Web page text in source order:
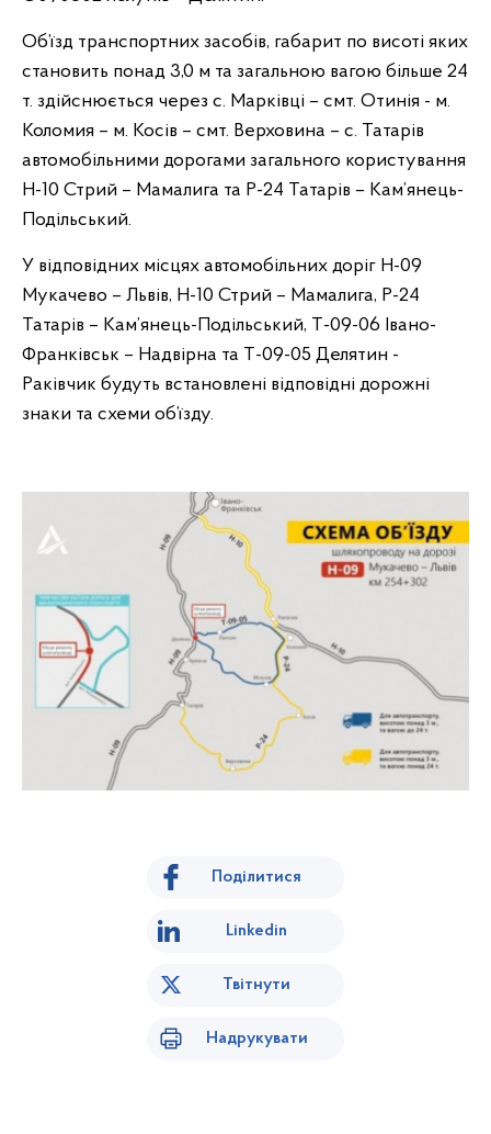
Об’їзд транспортних засобів, габарит по висоті яких
становить понад 3,0 м та загальною вагою більше 24
т. здійснюється через с. Марківці – смт. Отинія - м.
Коломия – м. Косів – смт. Верховина – с. Татарів
автомобільними дорогами загального користування
Н-10 Стрий – Мамалига та Р-24 Татарів – Кам’янець-
Подільський.
У відповідних місцях автомобільних доріг Н-09
Мукачево – Львів, Н-10 Стрий – Мамалига, Р-24
Татарів – Кам’янець-Подільський, Т-09-06 Івано-
Франківськ – Надвірна та Т-09-05 Делятин -
Раківчик будуть встановлені відповідні дорожні
знаки та схеми об’їзду.
Поділитися
Linkedin
Твітнути
Надрукувати